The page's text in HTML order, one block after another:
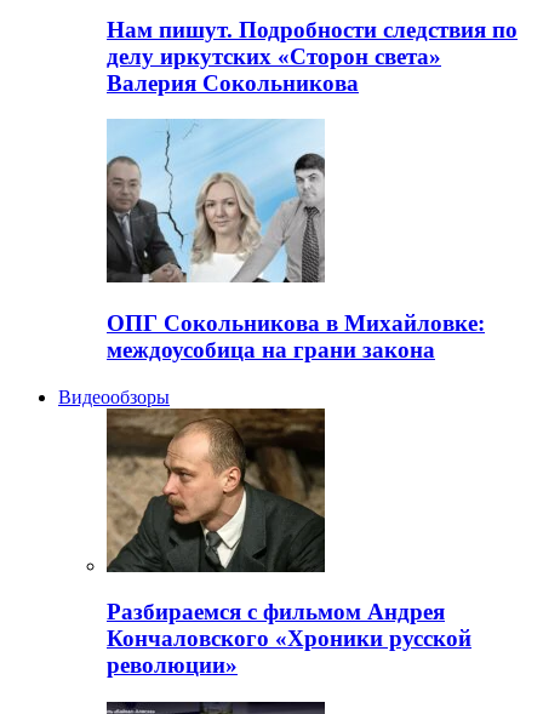
Нам пишут. Подробности следствия по
делу иркутских «Сторон света»
Валерия Сокольникова
ОПГ Сокольникова в Михайловке:
междоусобица на грани закона
Видеообзоры
Разбираемся с фильмом Андрея
Кончаловского «Хроники русской
революции»